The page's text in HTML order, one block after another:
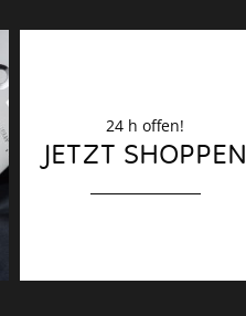
Dekoration
Finaler Schliff
24 h offen!
JETZT SHOPPEN